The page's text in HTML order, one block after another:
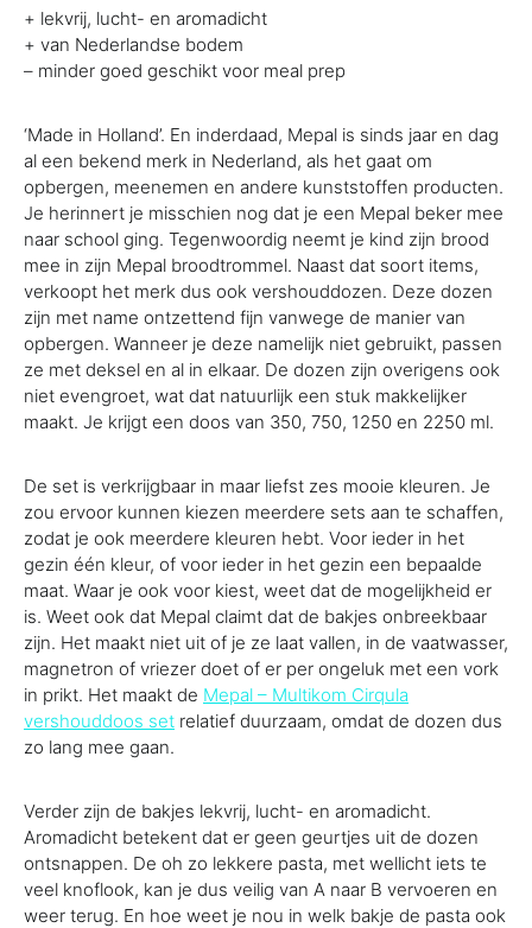
+ lekvrij, lucht- en aromadicht
+ van Nederlandse bodem
– minder goed geschikt voor meal prep
‘Made in Holland’. En inderdaad, Mepal is sinds jaar en dag
al een bekend merk in Nederland, als het gaat om
opbergen, meenemen en andere kunststoffen producten.
Je herinnert je misschien nog dat je een Mepal beker mee
naar school ging. Tegenwoordig neemt je kind zijn brood
mee in zijn Mepal broodtrommel. Naast dat soort items,
verkoopt het merk dus ook vershouddozen. Deze dozen
zijn met name ontzettend fijn vanwege de manier van
opbergen. Wanneer je deze namelijk niet gebruikt, passen
ze met deksel en al in elkaar. De dozen zijn overigens ook
niet evengroet, wat dat natuurlijk een stuk makkelijker
maakt. Je krijgt een doos van 350, 750, 1250 en 2250 ml.
De set is verkrijgbaar in maar liefst zes mooie kleuren. Je
zou ervoor kunnen kiezen meerdere sets aan te schaffen,
zodat je ook meerdere kleuren hebt. Voor ieder in het
gezin één kleur, of voor ieder in het gezin een bepaalde
maat. Waar je ook voor kiest, weet dat de mogelijkheid er
is. Weet ook dat Mepal claimt dat de bakjes onbreekbaar
zijn. Het maakt niet uit of je ze laat vallen, in de vaatwasser,
magnetron of vriezer doet of er per ongeluk met een vork
in prikt. Het maakt de Mepal – Multikom Cirqula
vershouddoos set relatief duurzaam, omdat de dozen dus
zo lang mee gaan.
Verder zijn de bakjes lekvrij, lucht- en aromadicht.
Aromadicht betekent dat er geen geurtjes uit de dozen
ontsnappen. De oh zo lekkere pasta, met wellicht iets te
veel knoflook, kan je dus veilig van A naar B vervoeren en
weer terug. En hoe weet je nou in welk bakje de pasta ook